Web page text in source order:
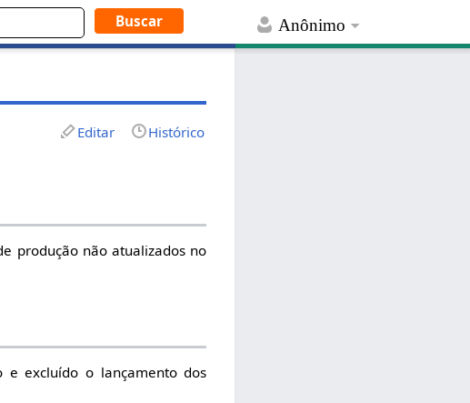
Anônimo
Editar Histórico
produção não atualizados no
e excluído o lançamento dos